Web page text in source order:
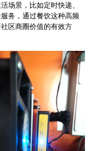
场景，比如定时快递、
务，通过餐饮这种高频
区商圈价值的有效方